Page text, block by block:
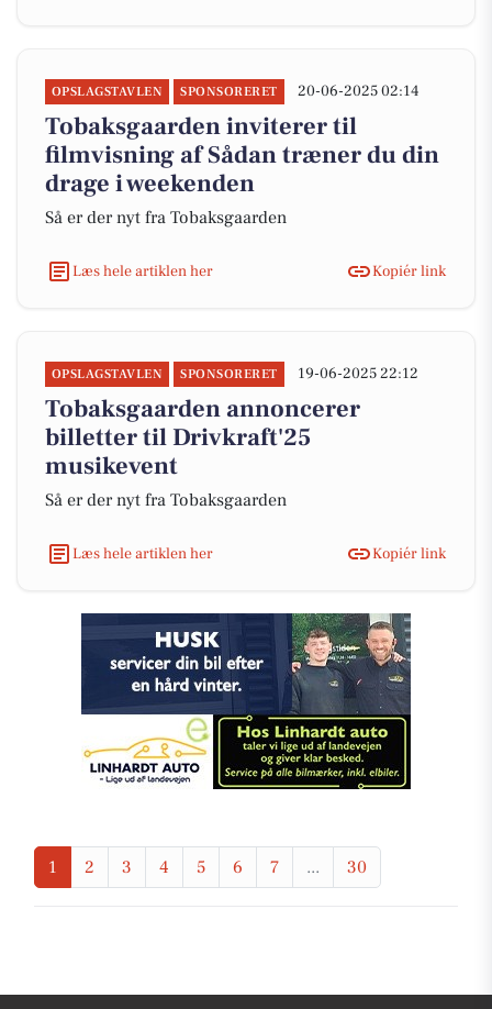
OPSLAGSTAVLEN SPONSORERET 20-06-2025 02:14
Tobaksgaarden inviterer til
filmvisning af Sådan træner du din
drage i weekenden
Så er der nyt fra Tobaksgaarden
Læs hele artiklen her Kopiér link
OPSLAGSTAVLEN SPONSORERET 19-06-2025 22:12
Tobaksgaarden annoncerer
billetter til Drivkraft'25
musikevent
Så er der nyt fra Tobaksgaarden
Læs hele artiklen her Kopiér link
1 2 3 4 5 6 7 ... 30